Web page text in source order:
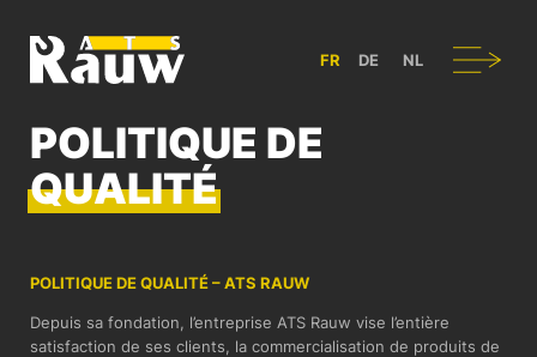
ATS RAUW - CONSTRUCTION & AMÉNAGEMENT DE VÉHICULES
FR DE NL
Navigation
POLITIQUE DE
QUALITÉ
POLITIQUE DE QUALITÉ – ATS RAUW
Depuis sa fondation, l’entreprise ATS Rauw vise l’entière
satisfaction de ses clients, la commercialisation de produits de